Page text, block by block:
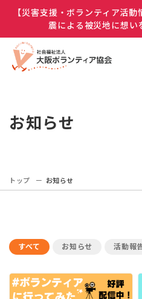
【災害支援・ボランティア活
震による被災地に想い
お知らせ
トップ お知らせ
すべて お知らせ 活動報